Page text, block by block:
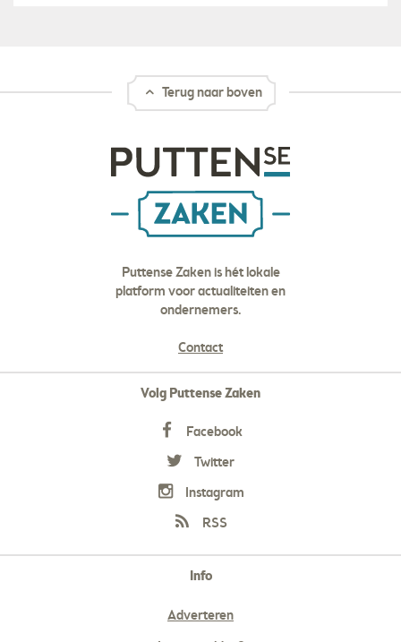
Terug naar boven
Puttense Zaken is hét lokale
platform voor actualiteiten en
ondernemers.
Contact
Volg Puttense Zaken
Facebook
Twitter
Instagram
RSS
Info
Adverteren